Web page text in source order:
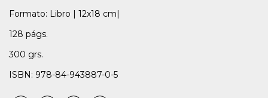
Formato: Libro | 12x18 cm|
128 págs.
300 grs.
ISBN: 978-84-943887-0-5